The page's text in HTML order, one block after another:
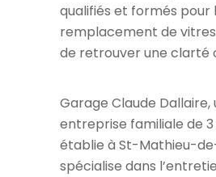
qualifiés et formés pour
remplacement de
de retrouver une clarté
Garage Claude Dallaire,
entreprise familiale de
établie à St-Mathieu-
spécialise dans